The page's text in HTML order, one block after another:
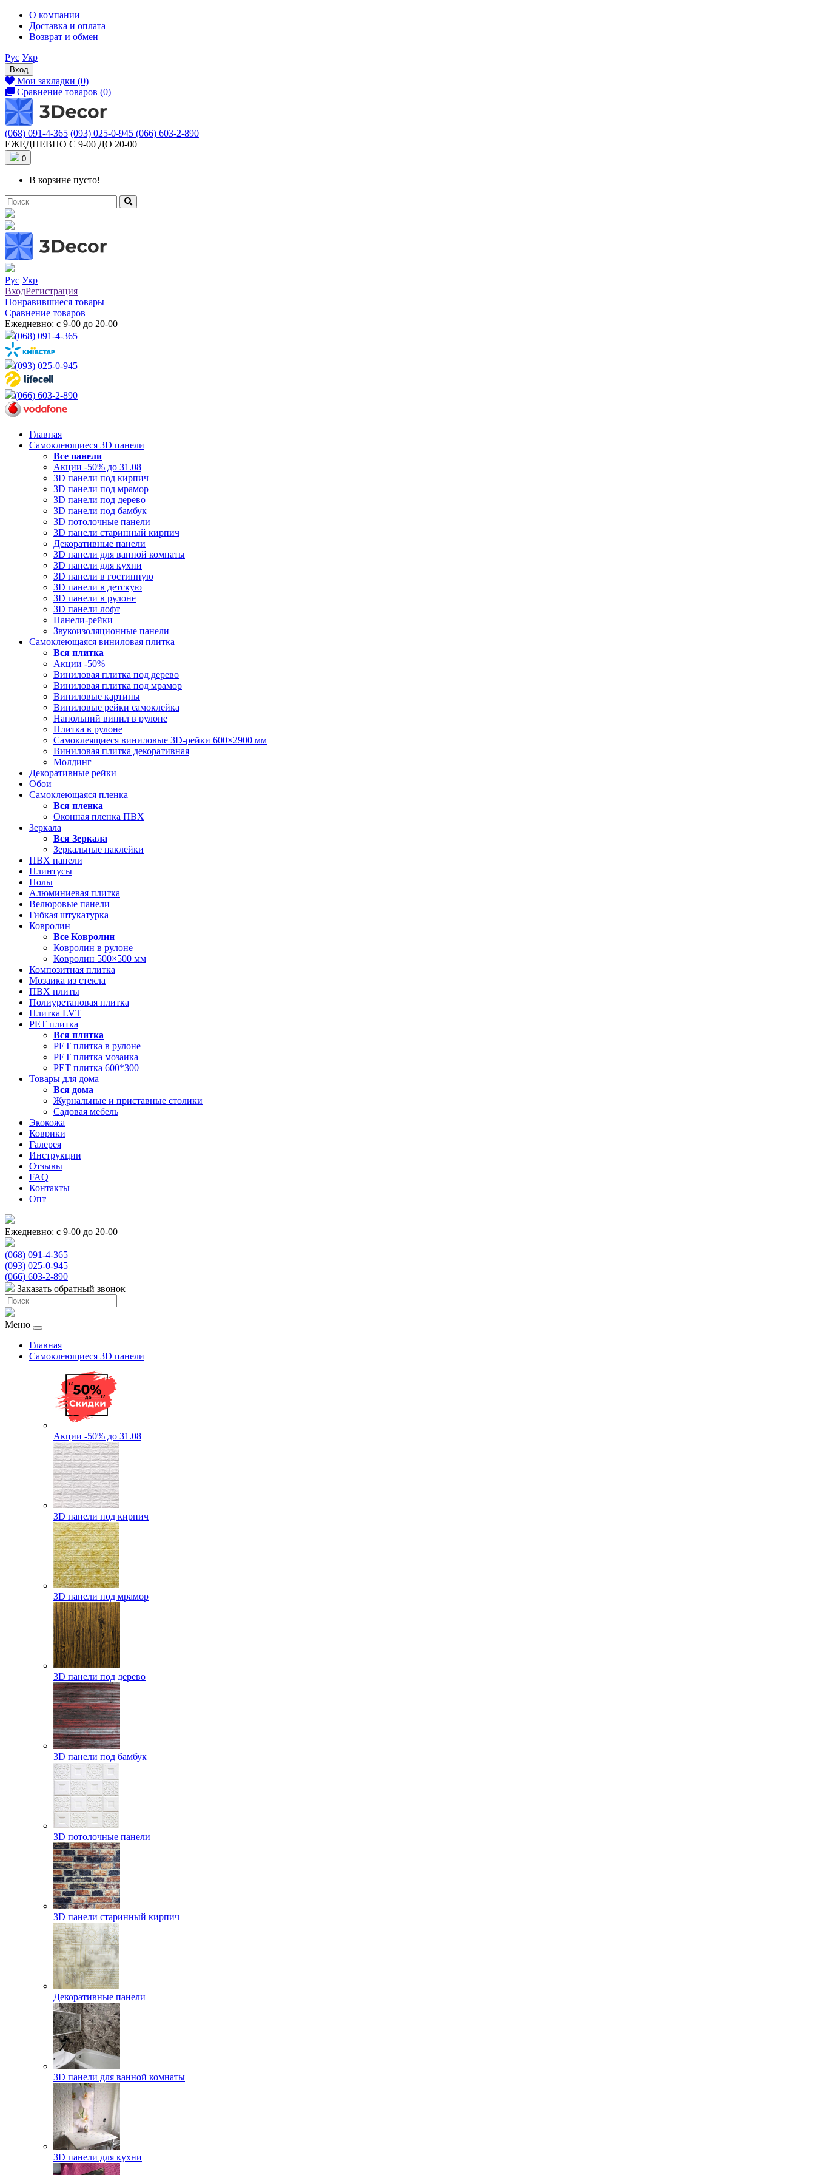
О компании
Доставка и оплата
Возврат и обмен
Рус Укр
Вход
Мои закладки (0)
Сравнение товаров (0)
(068) 091-4-365 (093) 025-0-945 (066) 603-2-890
ЕЖЕДНЕВНО С 9-00 ДО 20-00
0
В корзине пусто!
Рус Укр
ВходРегистрация
Понравившиеся товары
Сравнение товаров
Ежедневно: с 9-00 до 20-00
(068) 091-4-365
(093) 025-0-945
(066) 603-2-890
Главная
Самоклеющиеся 3D панели
Все панели
Акции -50% до 31.08
3D панели под кирпич
3D панели под мрамор
3D панели под дерево
3D панели под бамбук
3D потолочные панели
3D панели старинный кирпич
Декоративные панели
3D панели для ванной комнаты
3D панели для кухни
3D панели в гостинную
3D панели в детскую
3D панели в рулоне
3D панели лофт
Панели-рейки
Звукоизоляционные панели
Самоклеющаяся виниловая плитка
Вся плитка
Акции -50%
Виниловая плитка под дерево
Виниловая плитка под мрамор
Виниловые картины
Виниловые рейки самоклейка
Напольний винил в рулоне
Плитка в рулоне
Самоклеящиеся виниловые 3D‑рейки 600×2900 мм
Виниловая плитка декоративная
Молдинг
Декоративные рейки
Обои
Самоклеющаяся пленка
Вся пленка
Оконная пленка ПВХ
Зеркала
Вся Зеркала
Зеркальные наклейки
ПВХ панели
Плинтусы
Полы
Алюминиевая плитка
Велюровые панели
Гибкая штукатурка
Ковролин
Все Ковролин
Ковролин в рулоне
Ковролин 500×500 мм
Композитная плитка
Мозаика из стекла
ПВХ плиты
Полиуретановая плитка
Плитка LVT
РЕТ плитка
Вся плитка
РЕТ плитка в рулоне
РЕТ плитка мозаика
РЕТ плитка 600*300
Товары для дома
Вся дома
Журнальные и приставные столики
Садовая мебель
Экокожа
Коврики
Галерея
Инструкции
Отзывы
FAQ
Контакты
Опт
Ежедневно: с 9-00 до 20-00
(068) 091-4-365
(093) 025-0-945
(066) 603-2-890
Заказать обратный звонок
Меню
Главная
Самоклеющиеся 3D панели
Акции -50% до 31.08
3D панели под кирпич
3D панели под мрамор
3D панели под дерево
3D панели под бамбук
3D потолочные панели
3D панели старинный кирпич
Декоративные панели
3D панели для ванной комнаты
3D панели для кухни